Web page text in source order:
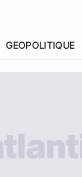
GEOPOLITIQUE